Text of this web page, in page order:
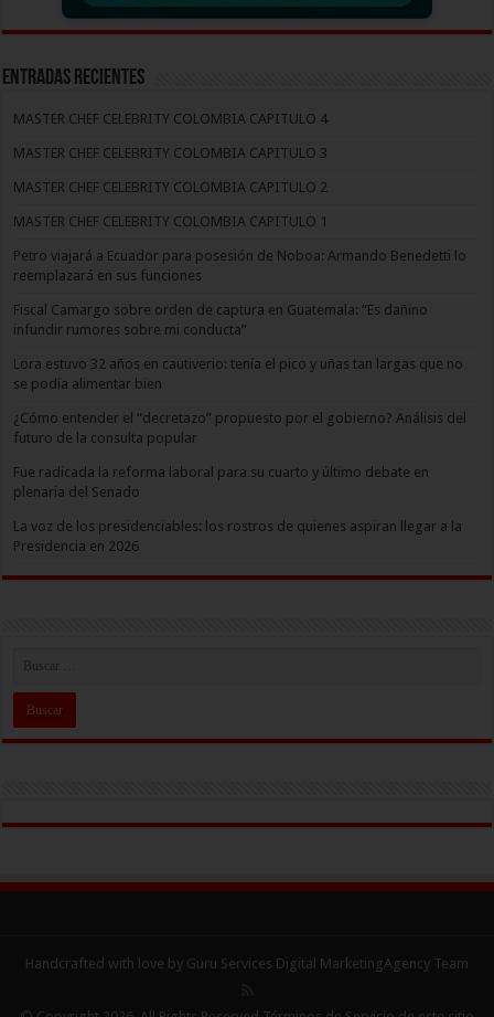
Entradas recientes
MASTER CHEF CELEBRITY COLOMBIA CAPITULO 4
MASTER CHEF CELEBRITY COLOMBIA CAPITULO 3
MASTER CHEF CELEBRITY COLOMBIA CAPITULO 2
MASTER CHEF CELEBRITY COLOMBIA CAPITULO 1
Petro viajará a Ecuador para posesión de Noboa: Armando Benedetti lo
reemplazará en sus funciones
Fiscal Camargo sobre orden de captura en Guatemala: “Es dañino
infundir rumores sobre mi conducta”
Lora estuvo 32 años en cautiverio: tenía el pico y uñas tan largas que no
se podía alimentar bien
¿Cómo entender el “decretazo” propuesto por el gobierno? Análisis del
futuro de la consulta popular
Fue radicada la reforma laboral para su cuarto y último debate en
plenaria del Senado
La voz de los presidenciables: los rostros de quienes aspiran llegar a la
Presidencia en 2026
Handcrafted with love by Guru Services Digital MarketingAgency Team